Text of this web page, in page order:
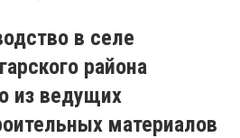
в селе
района
из ведущих
материалов